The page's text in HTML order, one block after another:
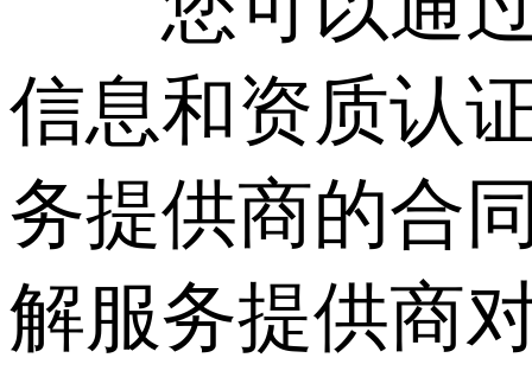
信息和资质认
务提供商的合
解服务提供商